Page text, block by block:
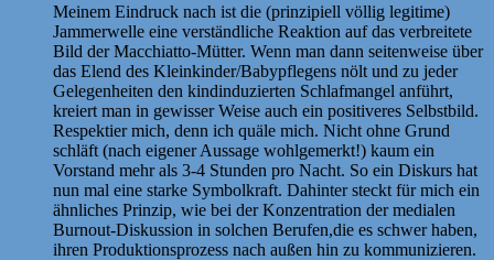
Meinem Eindruck nach ist die (prinzipiell völlig legitime)
Jammerwelle eine verständliche Reaktion auf das verbreitete
Bild der Macchiatto-Mütter. Wenn man dann seitenweise über
das Elend des Kleinkinder/Babypflegens nölt und zu jeder
Gelegenheiten den kindinduzierten Schlafmangel anführt,
kreiert man in gewisser Weise auch ein positiveres Selbstbild.
Respektier mich, denn ich quäle mich. Nicht ohne Grund
schläft (nach eigener Aussage wohlgemerkt!) kaum ein
Vorstand mehr als 3-4 Stunden pro Nacht. So ein Diskurs hat
nun mal eine starke Symbolkraft. Dahinter steckt für mich ein
ähnliches Prinzip, wie bei der Konzentration der medialen
Burnout-Diskussion in solchen Berufen,die es schwer haben,
ihren Produktionsprozess nach außen hin zu kommunizieren.